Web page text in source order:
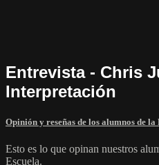
Entrevista - Chris
Interpretación
Opinión y reseñas de los alumnos de
Esto es lo que opinan nuestros
Escuela.